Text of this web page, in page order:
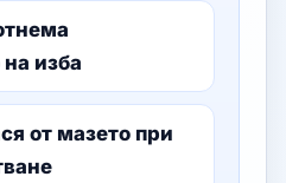
изба
от мазето при